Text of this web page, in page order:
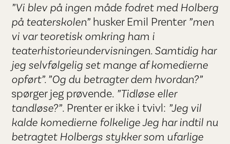
”Vi blev på ingen måde fodret med Holberg
på teaterskolen” husker Emil Prenter ”men
vi var teoretisk omkring ham i
teaterhistorieundervisningen. Samtidig har
jeg selvfølgelig set mange af komedierne
opført”. ”Og du betragter dem hvordan?”
spørger jeg prøvende. ”Tidløse eller
tandløse?”. Prenter er ikke i tvivl: ”Jeg vil
kalde komedierne folkelige Jeg har indtil nu
betragtet Holbergs stykker som ufarlige